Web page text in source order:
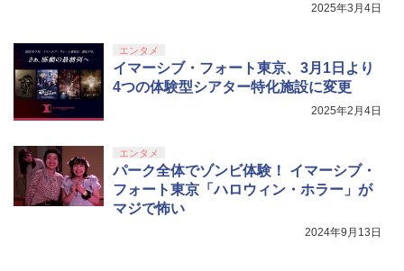
2025年3月4日
エンタメ
イマーシブ・フォート東京、3月1日より
4つの体験型シアター特化施設に変更
2025年2月4日
エンタメ
パーク全体でゾンビ体験！ イマーシブ・
フォート東京「ハロウィン・ホラー」が
マジで怖い
2024年9月13日